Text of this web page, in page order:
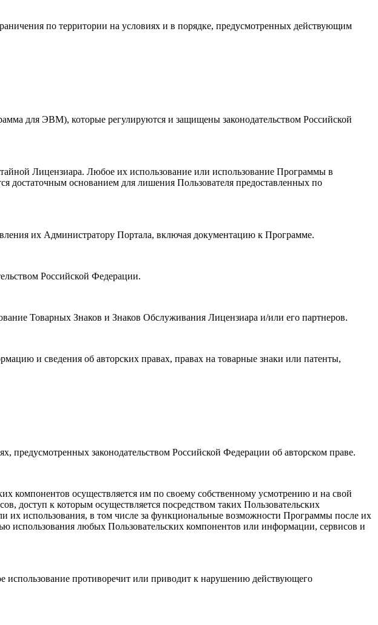
по территории на условиях и в порядке, предусмотренных действующим
для ЭВМ), которые регулируются и защищены законодательством Российской
Лицензиара. Любое их использование или использование Программы в
достаточным основанием для лишения Пользователя предоставленных по
их Администратору Портала, включая документацию к Программе.
Российской Федерации.
Товарных Знаков и Знаков Обслуживания Лицензиара и/или его партнеров.
и сведения об авторских правах, правах на товарные знаки или патенты,
предусмотренных законодательством Российской Федерации об авторском праве.
компонентов осуществляется им по своему собственному усмотрению и на свой
доступ к которым осуществляется посредством таких Пользовательских
их использования, в том числе за функциональные возможности Программы после их
использования любых Пользовательских компонентов или информации, сервисов и
использование противоречит или приводит к нарушению действующего